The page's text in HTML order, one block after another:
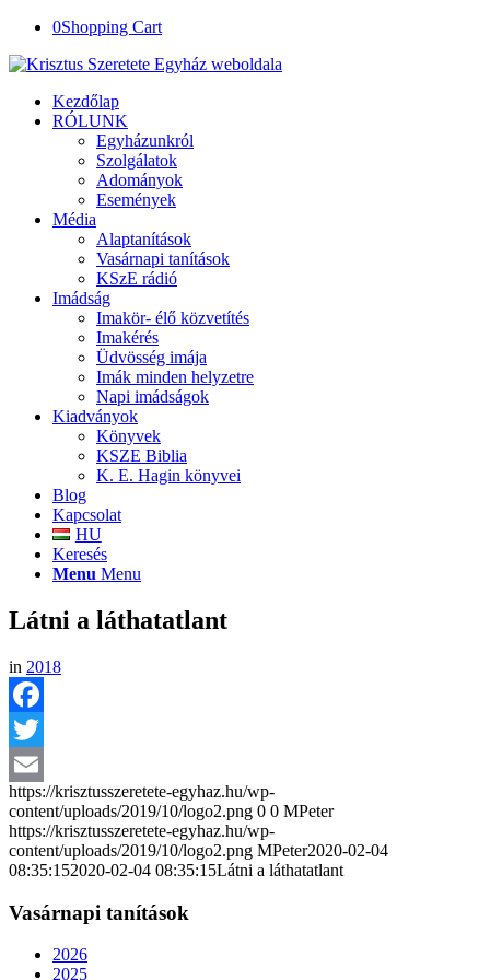
0Shopping Cart
Kezdőlap
RÓLUNK
Egyházunkról
Szolgálatok
Adományok
Események
Média
Alaptanítások
Vasárnapi tanítások
KSzE rádió
Imádság
Imakör- élő közvetítés
Imakérés
Üdvösség imája
Imák minden helyzetre
Napi imádságok
Kiadványok
Könyvek
KSZE Biblia
K. E. Hagin könyvei
Blog
Kapcsolat
HU
Keresés
Menu Menu
Látni a láthatatlant
in 2018
Facebook
Twitter
Email
https://krisztusszeretete-egyhaz.hu/wp-
content/uploads/2019/10/logo2.png 0 0 MPeter
https://krisztusszeretete-egyhaz.hu/wp-
content/uploads/2019/10/logo2.png MPeter2020-02-04
08:35:152020-02-04 08:35:15Látni a láthatatlant
Vasárnapi tanítások
2026
2025